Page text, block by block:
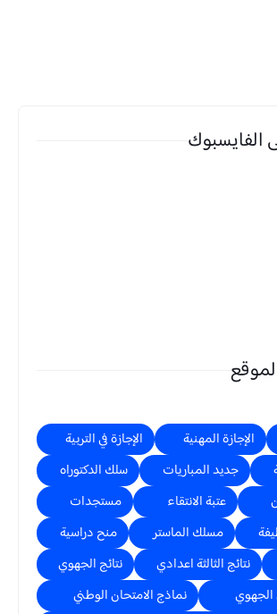
الفايسبوك
الإجازة المهنية
الإجازة في التربية
جديد المباريات
سلك الدكتوراه
عتبة الانتقاء
مستجدات
مسلك الماستر
منح دراسية
نتائج الثالثة اعدادي
نتائج الجهوي
الجهوي
نماذج الامتحان الوطني